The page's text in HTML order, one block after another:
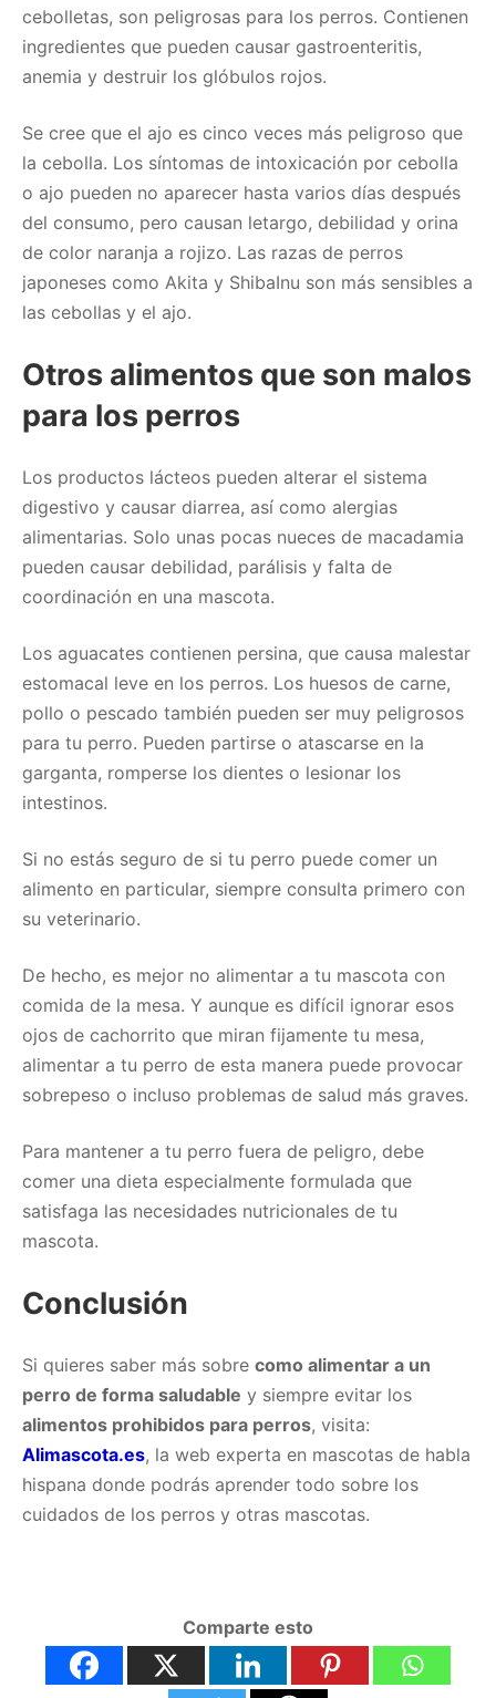
cebolletas, son peligrosas para los perros. Contienen
ingredientes que pueden causar gastroenteritis,
anemia y destruir los glóbulos rojos.
Se cree que el ajo es cinco veces más peligroso que
la cebolla. Los síntomas de intoxicación por cebolla
o ajo pueden no aparecer hasta varios días después
del consumo, pero causan letargo, debilidad y orina
de color naranja a rojizo. Las razas de perros
japoneses como Akita y ShibaInu son más sensibles a
las cebollas y el ajo.
Otros alimentos que son malos
para los perros
Los productos lácteos pueden alterar el sistema
digestivo y causar diarrea, así como alergias
alimentarias. Solo unas pocas nueces de macadamia
pueden causar debilidad, parálisis y falta de
coordinación en una mascota.
Los aguacates contienen persina, que causa malestar
estomacal leve en los perros. Los huesos de carne,
pollo o pescado también pueden ser muy peligrosos
para tu perro. Pueden partirse o atascarse en la
garganta, romperse los dientes o lesionar los
intestinos.
Si no estás seguro de si tu perro puede comer un
alimento en particular, siempre consulta primero con
su veterinario.
De hecho, es mejor no alimentar a tu mascota con
comida de la mesa. Y aunque es difícil ignorar esos
ojos de cachorrito que miran fijamente tu mesa,
alimentar a tu perro de esta manera puede provocar
sobrepeso o incluso problemas de salud más graves.
Para mantener a tu perro fuera de peligro, debe
comer una dieta especialmente formulada que
satisfaga las necesidades nutricionales de tu
mascota.
Conclusión
Si quieres saber más sobre como alimentar a un
perro de forma saludable y siempre evitar los
alimentos prohibidos para perros, visita:
Alimascota.es, la web experta en mascotas de habla
hispana donde podrás aprender todo sobre los
cuidados de los perros y otras mascotas.
Comparte esto